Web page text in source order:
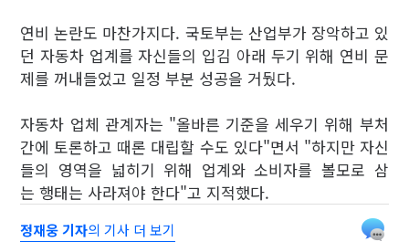
연비 논란도 마찬가지다. 국토부는 산업부가 장악하고 있
던 자동차 업계를 자신들의 입김 아래 두기 위해 연비 문
제를 꺼내들었고 일정 부분 성공을 거뒀다.
자동차 업체 관계자는 "올바른 기준을 세우기 위해 부처
간에 토론하고 때론 대립할 수도 있다"면서 "하지만 자신
들의 영역을 넓히기 위해 업계와 소비자를 볼모로 삼
는 행태는 사라져야 한다"고 지적했다.
정재웅 기자의 기사 더 보기